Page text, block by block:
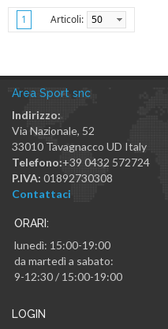
1 Articoli: 50
Area Sport snc
Indirizzo:
Via Nazionale, 52
33010 Tavagnacco UD Italy
Telefono:+39 0432 572724
P.IVA: 01892730308
Contattaci
ORARI:
lunedì: 15:00-19:00
da martedì a sabato:
9-12:30 / 15:00-19:00
LOGIN